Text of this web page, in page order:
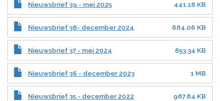
Nieuwsbrief 39 - mei 2025 441.18 KB
Nieuwsbrief 38- december 2024 884.06 KB
Nieuwsbrief 37 - mei 2024 853.34 KB
Nieuwsbrief 36 - december 2023 1 MB
Nieuwsbrief 35 - december 2022 987.84 KB